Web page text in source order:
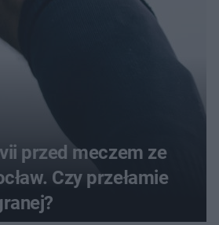
przed meczem ze
Czy przełamie